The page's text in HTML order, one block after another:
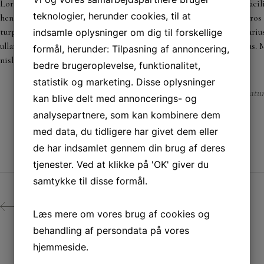
Lorem ipsum dolor sit amet, consectetur adipiscing elit. Integer
hendrerit gravida. In nec lectus diam. Sed tellus justo, aliquam id
turpis, non viverra dui ante id orci. Nam laoreet ornare urna, in
ullamcorper. Duis ut libero nulla. Ut et erat in quam mattis
nisl vulputate. Vivamus interdum id urna ut sagittis.
teknologier, herunder cookies, til at
indsamle oplysninger om dig til forskellige
formål, herunder: Tilpasning af annoncering,
bedre brugeroplevelse, funktionalitet,
statistik og marketing. Disse oplysninger
kan blive delt med annoncerings- og
analysepartnere, som kan kombinere dem
med data, du tidligere har givet dem eller
de har indsamlet gennem din brug af deres
tjenester. Ved at klikke på 'OK' giver du
samtykke til disse formål.
Læs mere om vores brug af cookies og
behandling af persondata på vores
hjemmeside.